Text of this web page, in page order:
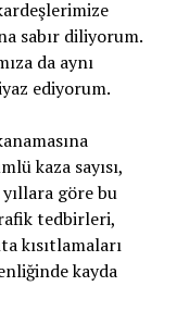
sabır diliyorum.
da aynı
ediyorum.
kaza sayısı,
yıllara göre bu
tedbirleri,
kısıtlamaları
kayda